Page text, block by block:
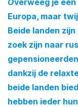
Overweeg je
Europa, maar
Beide landen
zoek zijn naar
dankzij de
beide landen
hebben ieder